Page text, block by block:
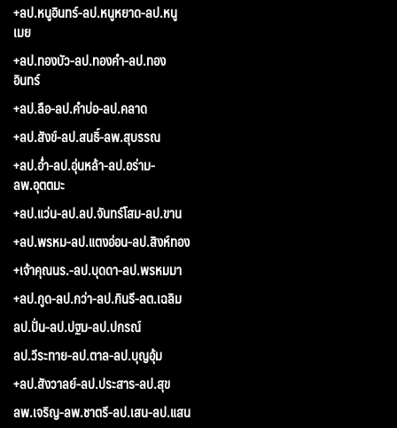
+ลป.หนูอินทร์-ลป.หนูหยาด-ลป.หนู
เมย
+ลป.ทองบัว-ลป.ทองคำ-ลป.ทอง
อินทร์
+ลป.ลือ-ลป.คำบ่อ-ลป.คลาด
+ลป.สังข์-ลป.สนธิ์-ลพ.สุบรรณ
+ลป.อ่ำ-ลป.อุ่นหล้า-ลป.อร่าม-
ลพ.อุตตมะ
+ลป.แว่น-ลป.ลป.จันทร์โสม-ลป.ขาน
+ลป.พรหม-ลป.แตงอ่อน-ลป.สิงห์ทอง
+เจ้าคุณนร.-ลป.บุดดา-ลป.พรหมมา
+ลป.กูด-ลป.กว่า-ลป.กินรี-ลต.เฉลิม
ลป.ปั่น-ลป.ปฐม-ลป.ปกรณ์
ลป.วีระทาย-ลป.ตาล-ลป.บุญอุ้ม
+ลป.สังวาลย์-ลป.ประสาร-ลป.สุข
ลพ.เจริญ-ลพ.ชาตรี-ลป.เสน-ลป.แสน